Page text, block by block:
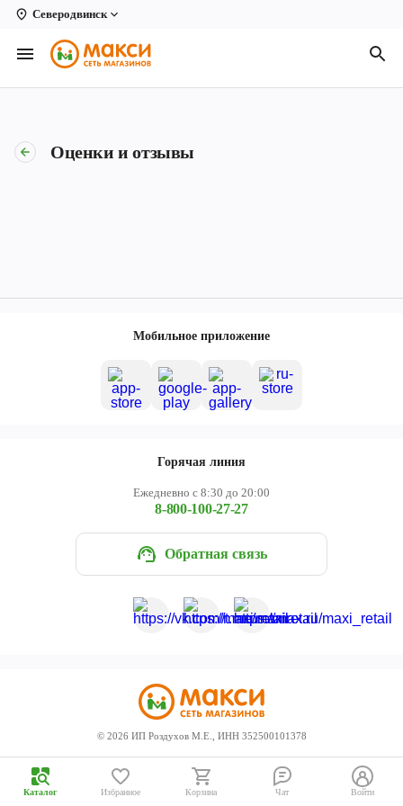
Северодвинск
Вологда
Архангельск
Киров
Новодвинск
Оценки и отзывы
Мобильное приложение
Горячая линия
Ежедневно с 8:30 до 20:00
8-800-100-27-27
Обратная связь
© 2026 ИП Роздухов М.Е., ИНН 352500101378
Каталог Избранное Корзина Чат Войти